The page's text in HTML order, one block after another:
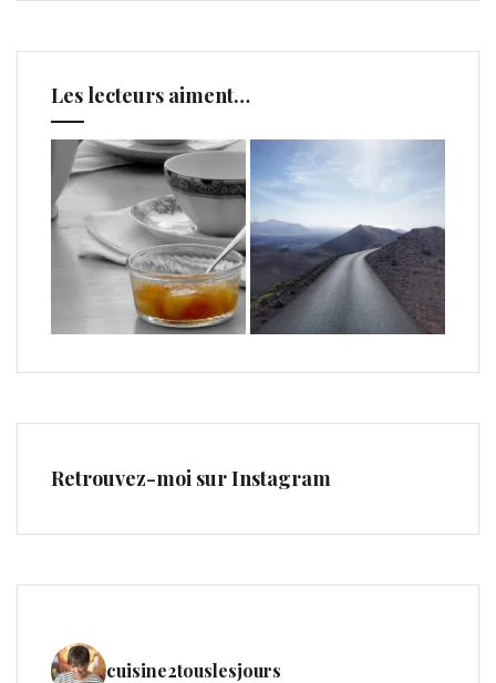
Les lecteurs aiment…
Retrouvez-moi sur Instagram
cuisine2touslesjours